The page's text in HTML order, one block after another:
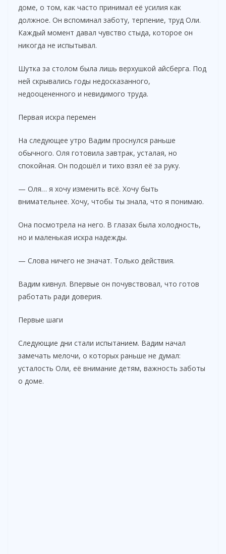
доме, о том, как часто принимал её усилия как
должное. Он вспоминал заботу, терпение, труд Оли.
Каждый момент давал чувство стыда, которое он
никогда не испытывал.
Шутка за столом была лишь верхушкой айсберга. Под
ней скрывались годы недосказанного,
недооцененного и невидимого труда.
Первая искра перемен
На следующее утро Вадим проснулся раньше
обычного. Оля готовила завтрак, усталая, но
спокойная. Он подошёл и тихо взял её за руку.
— Оля… я хочу изменить всё. Хочу быть
внимательнее. Хочу, чтобы ты знала, что я понимаю.
Она посмотрела на него. В глазах была холодность,
но и маленькая искра надежды.
— Слова ничего не значат. Только действия.
Вадим кивнул. Впервые он почувствовал, что готов
работать ради доверия.
Первые шаги
Следующие дни стали испытанием. Вадим начал
замечать мелочи, о которых раньше не думал:
усталость Оли, её внимание детям, важность заботы
о доме.